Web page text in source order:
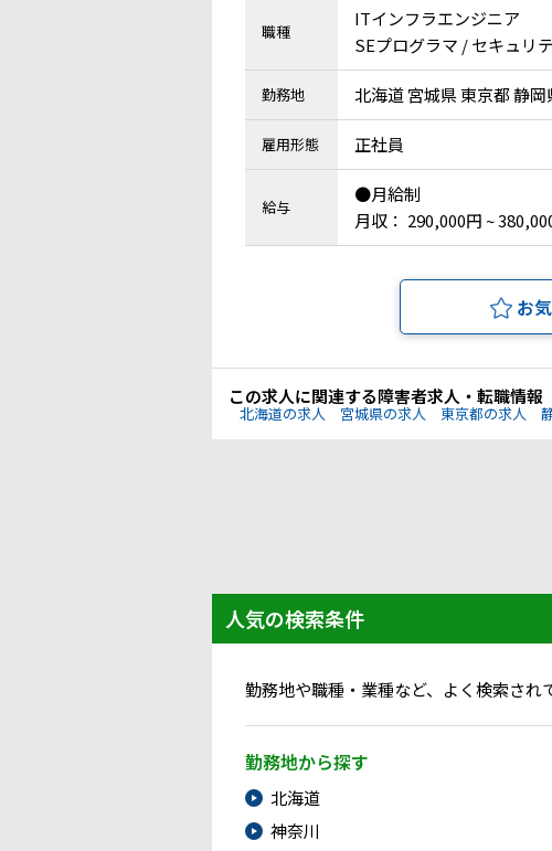
職種
ITインフラエンジニア
SEプログラマ / セキュリ
勤務地 北海道 宮城県 東京都 静
雇用形態 正社員
給与
●月給制
月収： 290,000円 ~
お
この求人に関連する障害者求人・転職情報
北海道の求人 宮城県の求人 東京都の求人
人気の検索条件
勤務地や職種・業種など、よく検索され
勤務地から探す
北海道
神奈川